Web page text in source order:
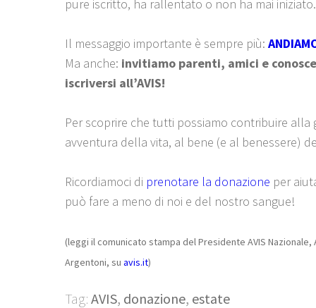
pure iscritto, ha rallentato o non ha mai iniziato.
Il messaggio importante è sempre più:
Ma anche: invitiamo parenti, amici e
iscriversi all’AVIS!
Per scoprire che tutti possiamo contribuire alla
avventura della vita, al bene (e al benessere)
Ricordiamoci di prenotare la donazione per
può fare a meno di noi e del nostro sangue!
(leggi il comunicato stampa del Presidente AVIS Nazionale,
Argentoni, su avis.it)
Tag: AVIS, donazione, estate